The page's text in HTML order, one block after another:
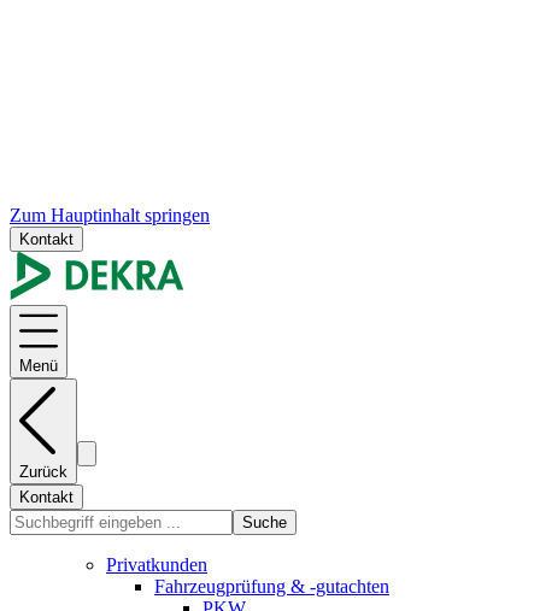
Zum Hauptinhalt springen
Kontakt
Menü
Zurück
Kontakt
Suche
Privatkunden
Fahrzeugprüfung & -gutachten